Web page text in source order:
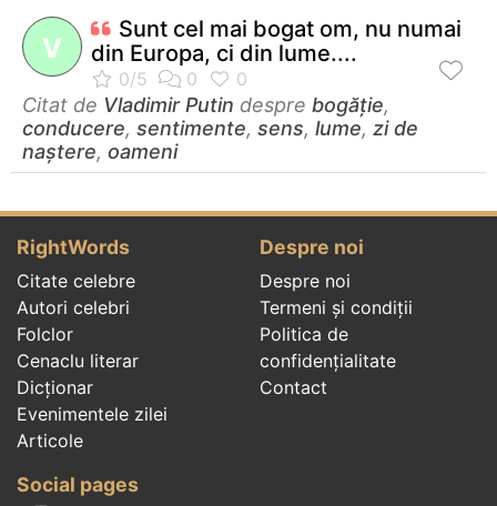
V
Sunt cel mai bogat om, nu numai
din Europa, ci din lume....
Citat de Vladimir Putin despre bogăție,
conducere, sentimente, sens, lume, zi de
naștere, oameni
RightWords
Citate celebre
Autori celebri
Folclor
Cenaclu literar
Dicționar
Evenimentele zilei
Articole
Despre noi
Despre noi
Termeni și condiții
Politica de
confidenţialitate
Contact
Social pages